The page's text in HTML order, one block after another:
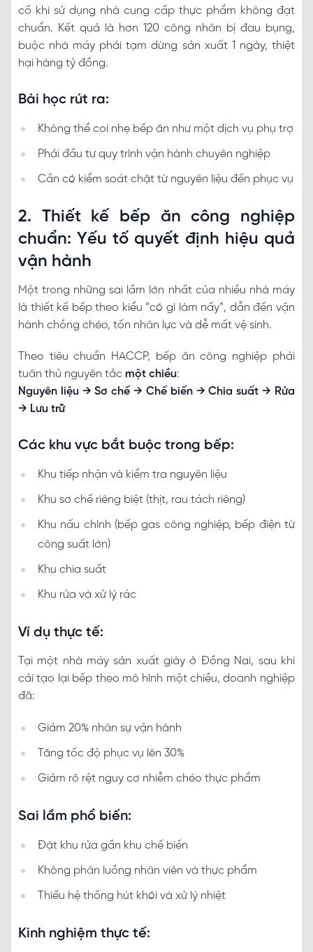
cố khi sử dụng nhà cung cấp thực phẩm không đạt
chuẩn. Kết quả là hơn 120 công nhân bị đau bụng,
buộc nhà máy phải tạm dừng sản xuất 1 ngày, thiệt
hại hàng tỷ đồng.
Bài học rút ra:
Không thể coi nhẹ bếp ăn như một dịch vụ phụ trợ
Phải đầu tư quy trình vận hành chuyên nghiệp
Cần có kiểm soát chặt từ nguyên liệu đến phục vụ
2. Thiết kế bếp ăn công nghiệp
chuẩn: Yếu tố quyết định hiệu quả
vận hành
Một trong những sai lầm lớn nhất của nhiều nhà máy
là thiết kế bếp theo kiểu “có gì làm nấy”, dẫn đến vận
hành chồng chéo, tốn nhân lực và dễ mất vệ sinh.
Theo tiêu chuẩn HACCP, bếp ăn công nghiệp phải
tuân thủ nguyên tắc một chiều:
Nguyên liệu → Sơ chế → Chế biến → Chia suất → Rửa
→ Lưu trữ
Các khu vực bắt buộc trong bếp:
Khu tiếp nhận và kiểm tra nguyên liệu
Khu sơ chế riêng biệt (thịt, rau tách riêng)
Khu nấu chính (bếp gas công nghiệp, bếp điện từ
công suất lớn)
Khu chia suất
Khu rửa và xử lý rác
Ví dụ thực tế:
Tại một nhà máy sản xuất giày ở Đồng Nai, sau khi
cải tạo lại bếp theo mô hình một chiều, doanh nghiệp
đã:
Giảm 20% nhân sự vận hành
Tăng tốc độ phục vụ lên 30%
Giảm rõ rệt nguy cơ nhiễm chéo thực phẩm
Sai lầm phổ biến:
Đặt khu rửa gần khu chế biến
Không phân luồng nhân viên và thực phẩm
Thiếu hệ thống hút khói và xử lý nhiệt
Kinh nghiệm thực tế: